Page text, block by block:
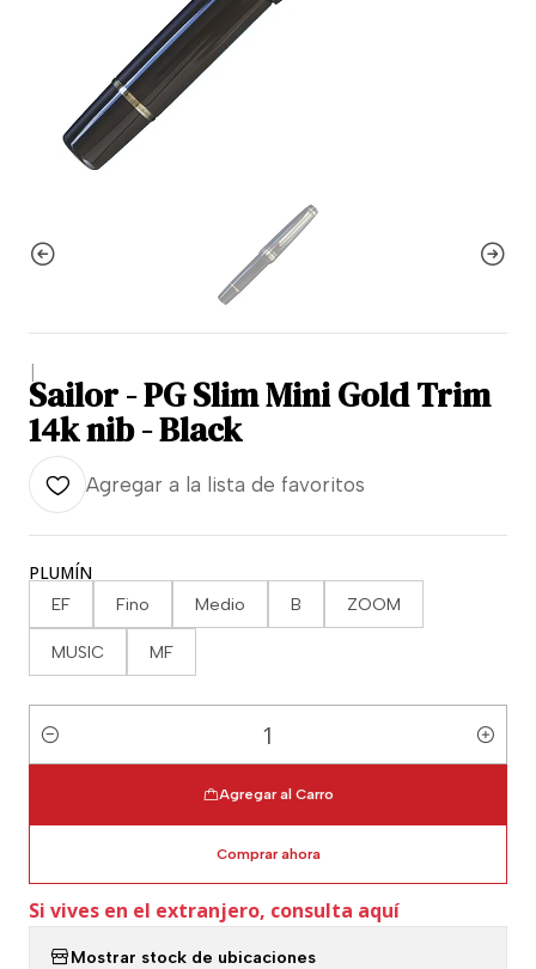
|
Sailor - PG Slim Mini Gold Trim
14k nib - Black
Agregar a la lista de favoritos
PLUMÍN
EF Fino Medio B ZOOM
MUSIC MF
Cantidad
Agregar al Carro
Comprar ahora
Si vives en el extranjero, consulta aquí
Mostrar stock de ubicaciones